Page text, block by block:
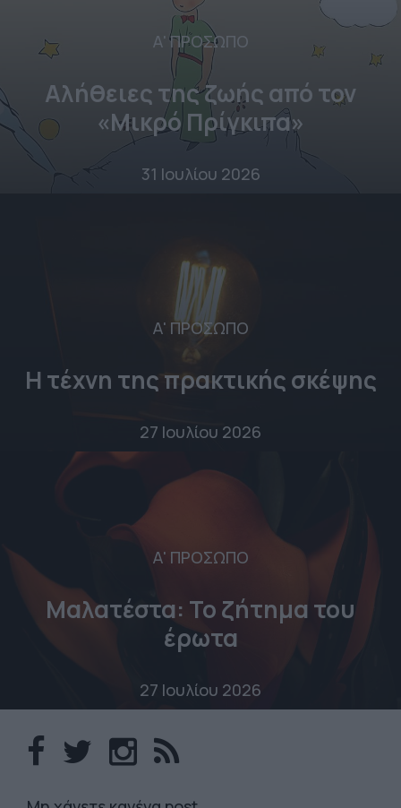
Α' ΠΡΟΣΩΠΟ
Αλήθειες της ζωής από τον
«Μικρό Πρίγκιπα»
31 Ιουλίου 2026
Α' ΠΡΟΣΩΠΟ
Η τέχνη της πρακτικής σκέψης
27 Ιουλίου 2026
Α' ΠΡΟΣΩΠΟ
Μαλατέστα: Το ζήτημα του
έρωτα
27 Ιουλίου 2026